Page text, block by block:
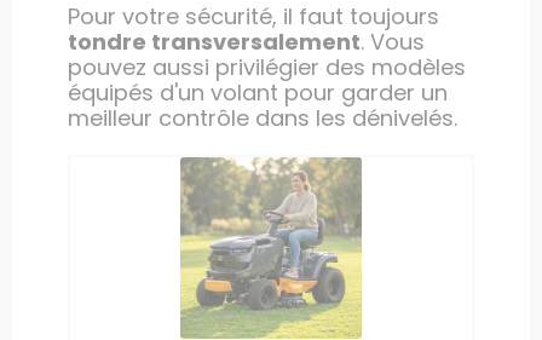
Pour votre sécurité, il faut toujours
tondre transversalement. Vous
pouvez aussi privilégier des modèles
équipés d'un volant pour garder un
meilleur contrôle dans les dénivelés.